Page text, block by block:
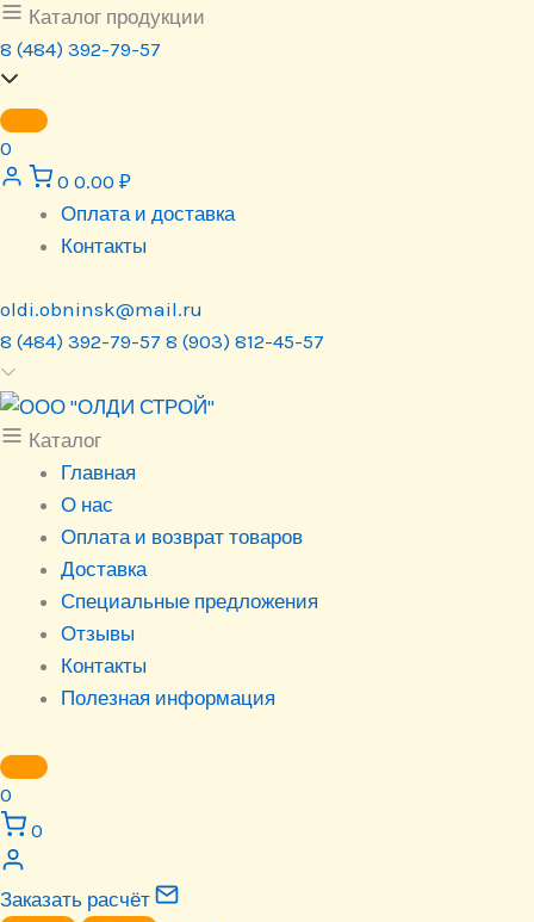
Перейти
к
содержимому
Каталог продукции
8 (484) 392-79-57
0
0 0.00 ₽
Оплата и доставка
Контакты
oldi.obninsk@mail.ru
8 (484) 392-79-57 8 (903) 812-45-57
Каталог
Главная
О нас
Оплата и возврат товаров
Доставка
Специальные предложения
Отзывы
Контакты
Полезная информация
0
0
Заказать расчёт